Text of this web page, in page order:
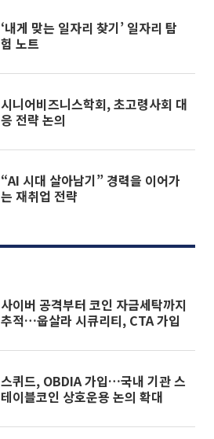
‘내게 맞는 일자리 찾기’ 일자리 탐
험 노트
시니어비즈니스학회, 초고령사회 대
응 전략 논의
“AI 시대 살아남기” 경력을 이어가
는 재취업 전략
사이버 공격부터 코인 자금세탁까지
추적…웁살라 시큐리티, CTA 가입
스퀴드, OBDIA 가입…국내 기관 스
테이블코인 상호운용 논의 확대